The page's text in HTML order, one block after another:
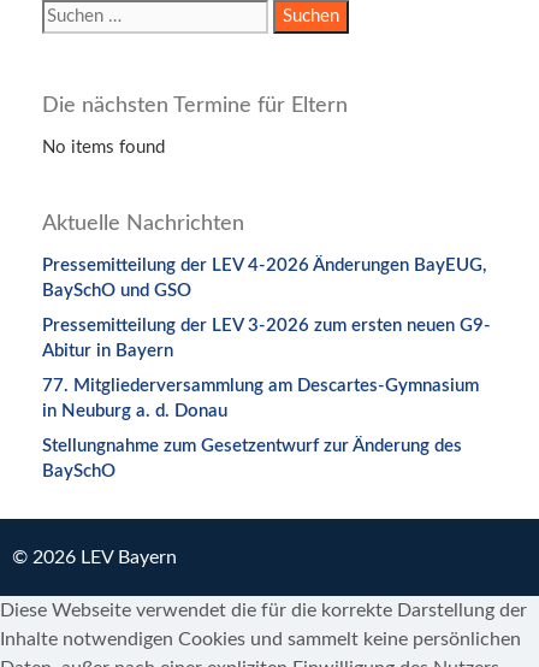
Suchen
nach:
Die nächsten Termine für Eltern
No items found
Aktuelle Nachrichten
Pressemitteilung der LEV 4-2026 Änderungen BayEUG,
BaySchO und GSO
Pressemitteilung der LEV 3-2026 zum ersten neuen G9-
Abitur in Bayern
77. Mitgliederversammlung am Descartes-Gymnasium
in Neuburg a. d. Donau
Stellungnahme zum Gesetzentwurf zur Änderung des
BaySchO
© 2026 LEV Bayern
Diese Webseite verwendet die für die korrekte Darstellung der
Inhalte notwendigen Cookies und sammelt keine persönlichen